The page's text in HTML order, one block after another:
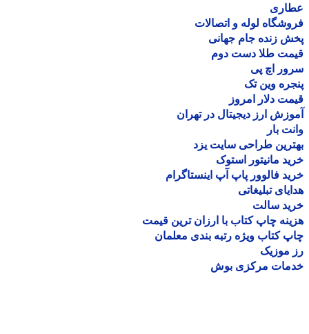
لوله و اتصالات
زنده جام جهانی
طلا دست دوم
اچ پی
وین تک
دلار امروز
ارز دیجیتال در تهران
بار
طراحی سایت یزد
مانیتور استوک
فالوور پاپ آپ اینستاگرام
تبلیغاتی
سالت
چاپ کتاب با ارزان ترین قیمت
کتاب ویژه رتبه بندی معلمان
موزیک
مرکزی بوش